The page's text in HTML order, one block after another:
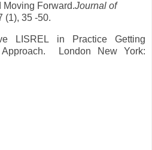
Moving Forward.Journal of
(1), 35 -50.
LISREL in Practice Getting
London New York: